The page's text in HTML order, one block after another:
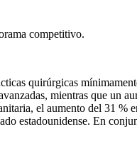
competitivo.
quirúrgicas
mientras que un
el aumento del 31 %
estadounidense. En